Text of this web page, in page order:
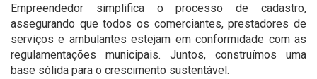
Empreendedor simplifica o processo de cadastro,
assegurando que todos os comerciantes, prestadores de
serviços e ambulantes estejam em conformidade com as
regulamentações municipais. Juntos, construímos uma
base sólida para o crescimento sustentável.